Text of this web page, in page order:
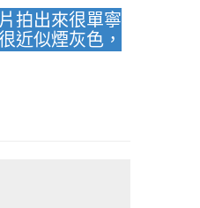
拍出來很單寧
近似煙灰色，